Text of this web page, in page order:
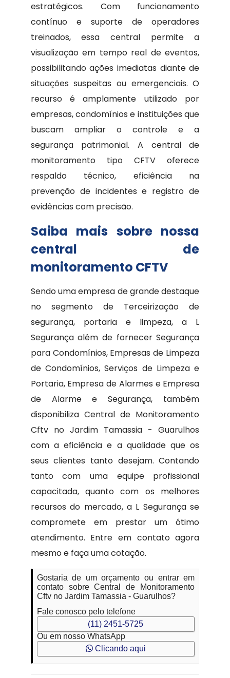
estratégicos. Com funcionamento
contínuo e suporte de operadores
treinados, essa central permite a
visualização em tempo real de eventos,
possibilitando ações imediatas diante de
situações suspeitas ou emergenciais. O
recurso é amplamente utilizado por
empresas, condomínios e instituições que
buscam ampliar o controle e a
segurança patrimonial. A central de
monitoramento tipo CFTV oferece
respaldo técnico, eficiência na
prevenção de incidentes e registro de
evidências com precisão.
Saiba mais sobre nossa
central de
monitoramento CFTV
Sendo uma empresa de grande destaque
no segmento de Terceirização de
segurança, portaria e limpeza, a L
Segurança além de fornecer Segurança
para Condomínios, Empresas de Limpeza
de Condomínios, Serviços de Limpeza e
Portaria, Empresa de Alarmes e Empresa
de Alarme e Segurança, também
disponibiliza Central de Monitoramento
Cftv no Jardim Tamassia - Guarulhos
com a eficiência e a qualidade que os
seus clientes tanto desejam. Contando
tanto com uma equipe profissional
capacitada, quanto com os melhores
recursos do mercado, a L Segurança se
compromete em prestar um ótimo
atendimento. Entre em contato agora
mesmo e faça uma cotação.
Gostaria de um orçamento ou entrar em
contato sobre Central de Monitoramento
Cftv no Jardim Tamassia - Guarulhos?
Fale conosco pelo telefone
(11) 2451-5725
Ou em nosso WhatsApp
Clicando aqui